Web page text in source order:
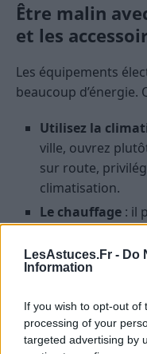
LesAstuces.Fr - Do
Information
If you wish to opt-out of
processing of your
targeted advertising by
Être malin
et les
Les équipements
beaucoup d’énergie.
Utilisez la
ville, ouvrez
sur route,
climatisation.
Le chauffage : il
le mettez pas à
Débranchez les
puise dans la
consommation.